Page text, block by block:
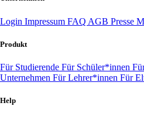
Login Impressum FAQ AGB Presse
Produkt
Für Studierende Für Schüler*innen
Unternehmen Für Lehrer*innen Für
Help